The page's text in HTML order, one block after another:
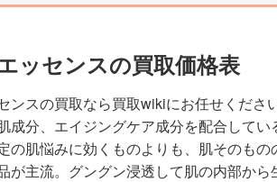
ッセンスの買取価格表
ンスの買取なら買取wikiにお任せください
成分、エイジングケア成分を配合して
の肌悩みに効くものよりも、肌そのも
が主流。グングン浸透して肌の内部から